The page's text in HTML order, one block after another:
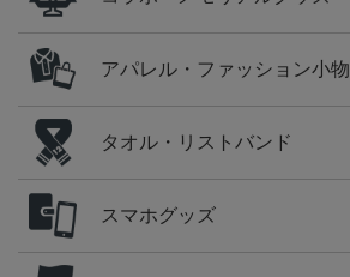
アパレル・ファッション小物
タオル・リストバンド
スマホグッズ